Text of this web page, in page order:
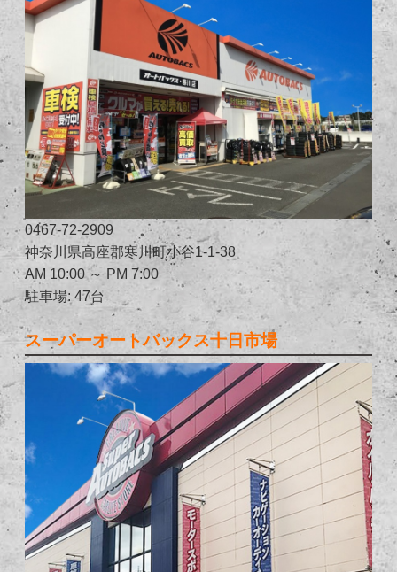
0467-72-2909
神奈川県高座郡寒川町小谷1-1-38
AM 10:00 ～ PM 7:00
駐車場: 47台
スーパーオートバックス十日市場